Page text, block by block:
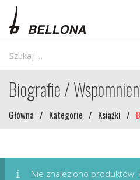
Biografie /
Główna / Kategorie / Książki /
Nie znaleziono produktów,